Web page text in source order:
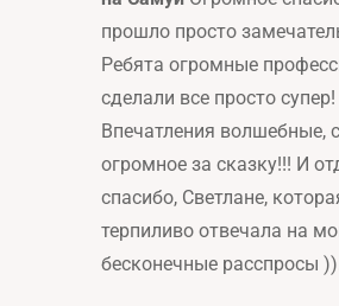
прошло просто
Ребята огромные
сделали все просто супер!
Впечатления волшебные,
огромное за сказку!!! И
спасибо, Светлане,
терпиливо отвечала на
бесконечные расспросы ))